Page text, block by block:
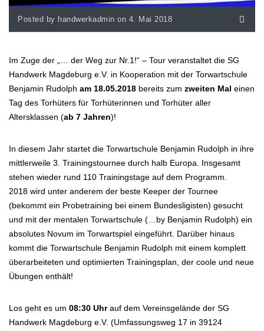
Posted by handwerkadmin on 4. Mai 2018
Im Zuge der „… der Weg zur Nr.1!“ – Tour veranstaltet die SG
Handwerk Magdeburg e.V. in Kooperation mit der Torwartschule
Benjamin Rudolph am 18.05.2018 bereits zum zweiten Mal einen
Tag des Torhüters für Torhüterinnen und Torhüter aller
Altersklassen (ab 7 Jahren)!
In diesem Jahr startet die Torwartschule Benjamin Rudolph in ihre
mittlerweile 3. Trainingstournee durch halb Europa. Insgesamt
stehen wieder rund 110 Trainingstage auf dem Programm.
2018 wird unter anderem der beste Keeper der Tournee
(bekommt ein Probetraining bei einem Bundesligisten) gesucht
und mit der mentalen Torwartschule (…by Benjamin Rudolph) ein
absolutes Novum im Torwartspiel eingeführt. Darüber hinaus
kommt die Torwartschule Benjamin Rudolph mit einem komplett
überarbeiteten und optimierten Trainingsplan, der coole und neue
Übungen enthält!
Los geht es um 08:30 Uhrauf dem Vereinsgelände der SG
Handwerk Magdeburg e.V. (Umfassungsweg 17 in 39124